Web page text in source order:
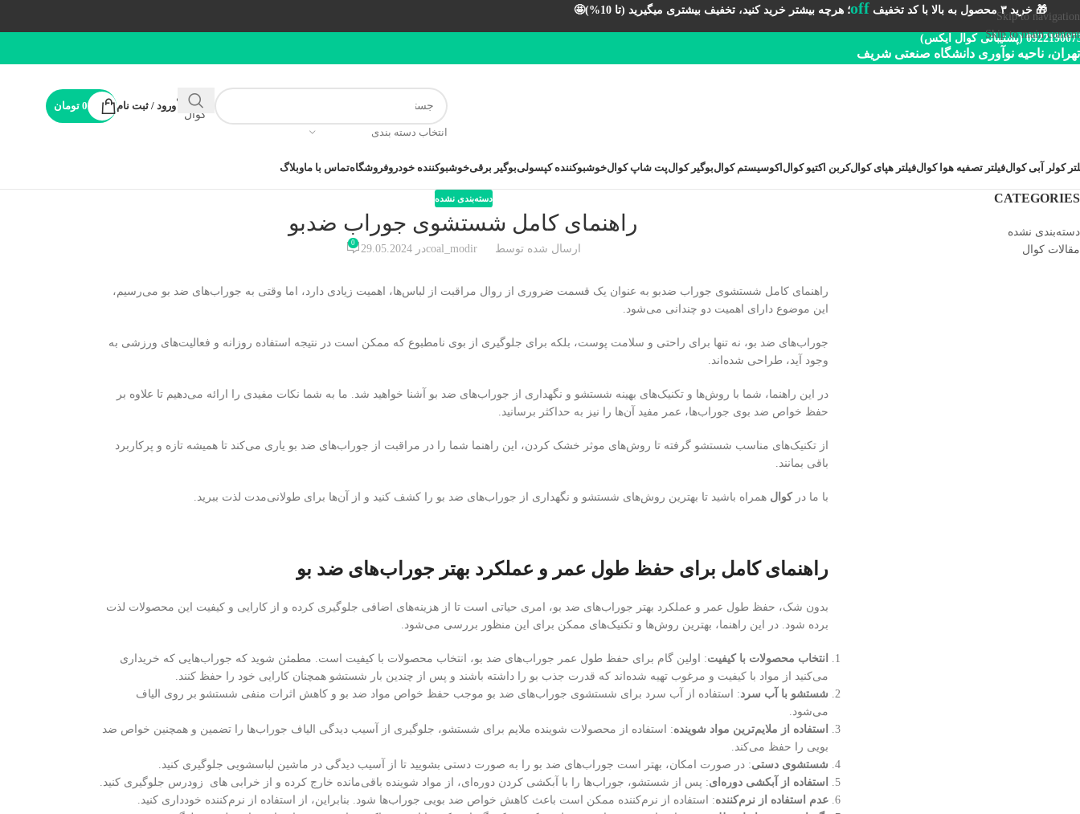
Skip to navigation
Skip to main content
🎁 خرید ۳ محصول به بالا با کد تخفیف off؛ هرچه بیشتر خرید کنید، تخفیف بیشتری میگیرید (تا 10%)🤩
(پشتیبانی کوال ایکس)
تهران، ناحیه نوآوری دانشگاه صنعتی شریف
انتخاب دسته بندی
پشتیبانی
کوال
ورود / ثبت نام 0 تومان
کولر آبی کوالفیلتر تصفیه هوا کوالفیلتر هپای کوالکربن اکتیو کوال اکوسیستم کوالبوگیر کوالپت شاپ کوالخوشبوکننده کپسولیبوگیر برقیخوشبوکننده خودروفروشگاهتماس با ماوبلاگ
CATEGORIES
دسته‌بندی نشده
مقالات کوال
دسته‌بندی نشده
راهنمای کامل شستشوی جوراب ضدبو
ارسال شده توسط coal_modirدر 29.05.2024 0
راهنمای کامل شستشوی جوراب ضدبو به عنوان یک قسمت ضروری از روال مراقبت از لباس‌ها، اهمیت زیادی دارد، اما وقتی به جوراب‌های ضد بو می‌رسیم،
این موضوع دارای اهمیت دو چندانی می‌شود.
جوراب‌های ضد بو، نه تنها برای راحتی و سلامت پوست، بلکه برای جلوگیری از بوی نامطبوع که ممکن است در نتیجه استفاده روزانه و فعالیت‌های ورزشی به
وجود آید، طراحی شده‌اند.
در این راهنما، شما با روش‌ها و تکنیک‌های بهینه شستشو و نگهداری از جوراب‌های ضد بو آشنا خواهید شد. ما به شما نکات مفیدی را ارائه می‌دهیم تا علاوه بر
حفظ خواص ضد بوی جوراب‌ها، عمر مفید آن‌ها را نیز به حداکثر برسانید.
از تکنیک‌های مناسب شستشو گرفته تا روش‌های موثر خشک کردن، این راهنما شما را در مراقبت از جوراب‌های ضد بو یاری می‌کند تا همیشه تازه و پرکاربرد
باقی بمانند.
با ما در کوال همراه باشید تا بهترین روش‌های شستشو و نگهداری از جوراب‌های ضد بو را کشف کنید و از آن‌ها برای طولانی‌مدت لذت ببرید.
راهنمای کامل برای حفظ طول عمر و عملکرد بهتر جوراب‌های ضد بو
بدون شک، حفظ طول عمر و عملکرد بهتر جوراب‌های ضد بو، امری حیاتی است تا از هزینه‌های اضافی جلوگیری کرده و از کارایی و کیفیت این محصولات لذت
برده شود. در این راهنما، بهترین روش‌ها و تکنیک‌های ممکن برای این منظور بررسی می‌شود.
انتخاب محصولات با کیفیت: اولین گام برای حفظ طول عمر جوراب‌های ضد بو، انتخاب محصولات با کیفیت است. مطمئن شوید که جوراب‌هایی که خریداری
می‌کنید از مواد با کیفیت و مرغوب تهیه شده‌اند که قدرت جذب بو را داشته باشند و پس از چندین بار شستشو همچنان کارایی خود را حفظ کنند.
شستشو با آب سرد: استفاده از آب سرد برای شستشوی جوراب‌های ضد بو موجب حفظ خواص مواد ضد بو و کاهش اثرات منفی شستشو بر روی الیاف
می‌شود.
استفاده از ملایم‌ترین مواد شوینده: استفاده از محصولات شوینده ملایم برای شستشو، جلوگیری از آسیب دیدگی الیاف جوراب‌ها را تضمین و همچنین خواص ضد
بویی را حفظ می‌کند.
شستشوی دستی: در صورت امکان، بهتر است جوراب‌های ضد بو را به صورت دستی بشویید تا از آسیب دیدگی در ماشین لباسشویی جلوگیری کنید.
استفاده از آبکشی دوره‌ای: پس از شستشو، جوراب‌ها را با آبکشی کردن دوره‌ای، از مواد شوینده باقی‌مانده خارج کرده و از خرابی های زودرس جلوگیری کنید.
عدم استفاده از نرم‌کننده: استفاده از نرم‌کننده ممکن است باعث کاهش خواص ضد بویی جوراب‌ها شود. بنابراین، از استفاده از نرم‌کننده خودداری کنید.